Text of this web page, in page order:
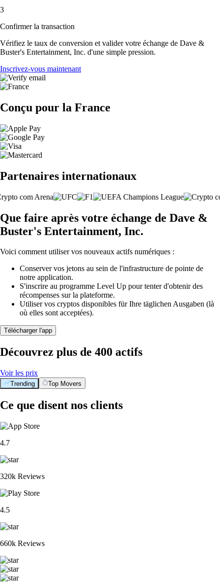
3
Confirmer la transaction
Vérifiez le taux de conversion et valider votre échange de Dave &
Buster's Entertainment, Inc. d'une simple pression.
Inscrivez-vous maintenant
Conçu pour la France
Partenaires internationaux
Que faire après votre échange de Dave &
Buster's Entertainment, Inc.
Voici comment utiliser vos nouveaux actifs numériques :
Conserver vos jetons au sein de l'infrastructure de pointe de
notre application.
S'inscrire au programme Level Up pour tenter d'obtenir des
récompenses sur la plateforme.
Utiliser vos cryptos disponibles für Ihre täglichen Ausgaben (là
où elles sont acceptées).
Télécharger l'app
Découvrez plus de 400 actifs
Voir les prix
Trending Top Movers
Ce que disent nos clients
4.7
320k Reviews
4.5
660k Reviews